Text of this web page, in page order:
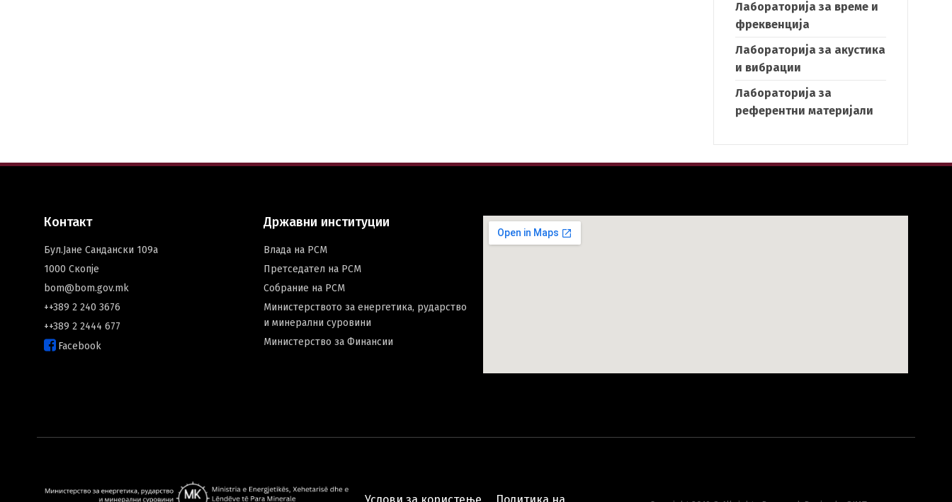
Лабораторија за време и
фреквенција
Лабораторија за акустика
и вибрации
Лабораторија за
референтни материјали
Контакт
Бул.Јане Сандански 109а
1000 Скопје
bom@bom.gov.mk
++389 2 240 3676
++389 2 2444 677
Facebook
Државни институции
Влада на РСМ
Претседател на РСМ
Собрание на РСМ
Министерството за енергетика, рударство
и минерални суровини
Министерство за Финансии